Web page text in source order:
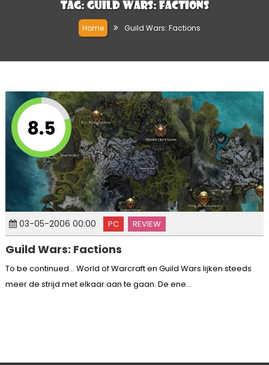
Tag: Guild Wars: Factions
Home Guild Wars: Factions
8.5
03-05-2006 00:00 PC REVIEW
Guild Wars: Factions
To be continued… World of Warcraft en Guild Wars lijken steeds
meer de strijd met elkaar aan te gaan. De ene...